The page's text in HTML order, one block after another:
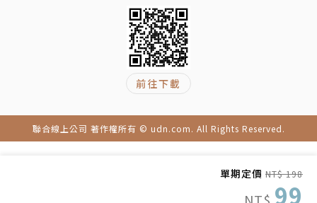
單期定價 NT$ 198
99
前往下載
聯合線上公司 著作權所有 © udn.com. All Rights Reserved.